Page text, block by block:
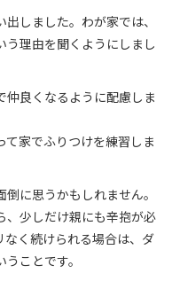
しました。わが家では、
う理由を聞くようにしまし
仲良くなるように配慮しま
家でふりつけを練習しま
に思うかもしれません。
、少しだけ親にも辛抱が必
く続けられる場合は、ダ
ことです。